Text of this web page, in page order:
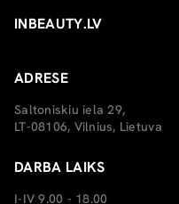
INBEAUTY.LV
ADRESE
Saltoniskiu iela 29,
LT-08106, Vilnius, Lietuva
DARBA LAIKS
I-IV 9.00 - 18.00